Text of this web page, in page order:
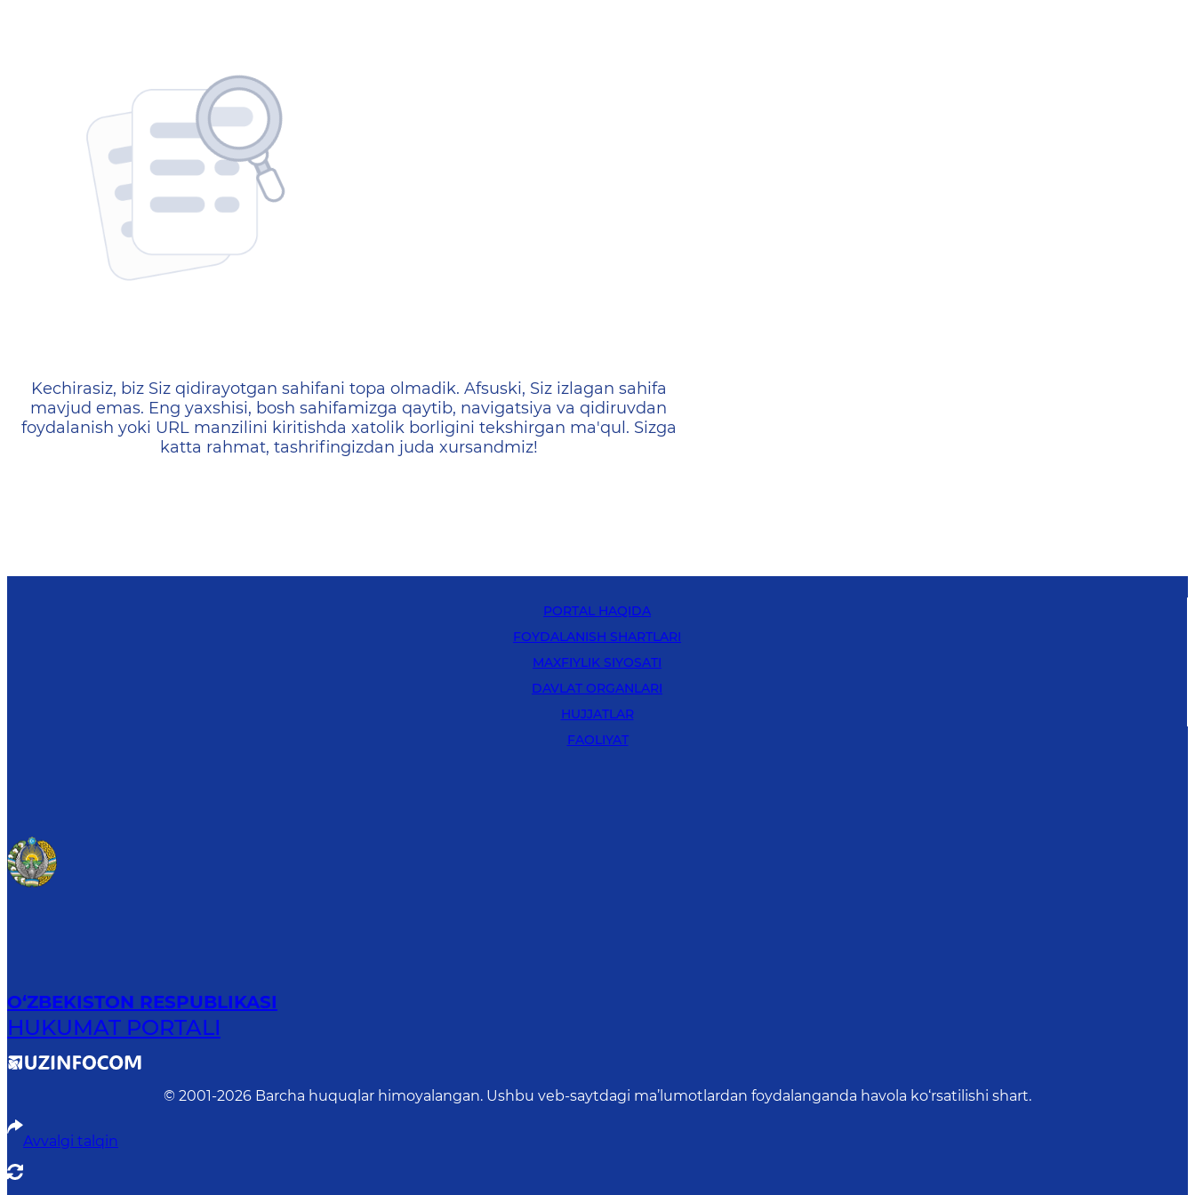
404 — Страница не найдена
Kechirasiz, biz Siz qidirayotgan sahifani topa olmadik. Afsuski, Siz izlagan sahifa
mavjud emas. Eng yaxshisi, bosh sahifamizga qaytib, navigatsiya va qidiruvdan
foydalanish yoki URL manzilini kiritishda xatolik borligini tekshirgan ma'qul. Sizga
katta rahmat, tashrifingizdan juda xursandmiz!
PORTAL HAQIDA
FOYDALANISH SHARTLARI
MAXFIYLIK SIYOSATI
DAVLAT ORGANLARI
HUJJATLAR
FAOLIYAT
O‘ZBEKISTON RESPUBLIKASI
HUKUMAT PORTALI
© 2001-2026 Barcha huquqlar himoyalangan. Ushbu veb-saytdagi ma’lumotlardan foydalanganda havola ko‘rsatilishi shart.
Avvalgi talqin